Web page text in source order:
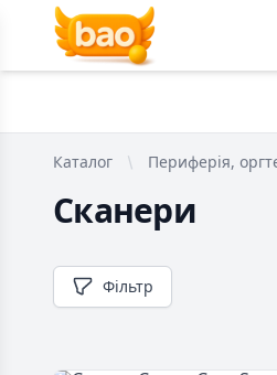
Каталог Периферія,
Сканери
Фільтр